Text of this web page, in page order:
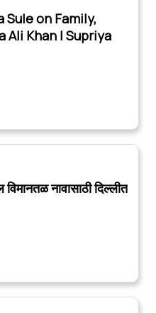
Sule on Family,
Ali Khan | Supriya
नावासाठी दिल्लीत